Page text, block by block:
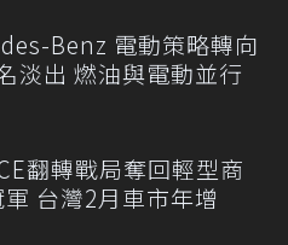
Benz 電動策略轉向
淡出 燃油與電動並行
翻轉戰局奪回輕型商
台灣2月車市年增